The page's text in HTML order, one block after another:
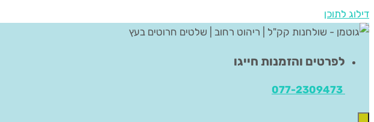
דילוג לתוכן
לפרטים והזמנות חייגו